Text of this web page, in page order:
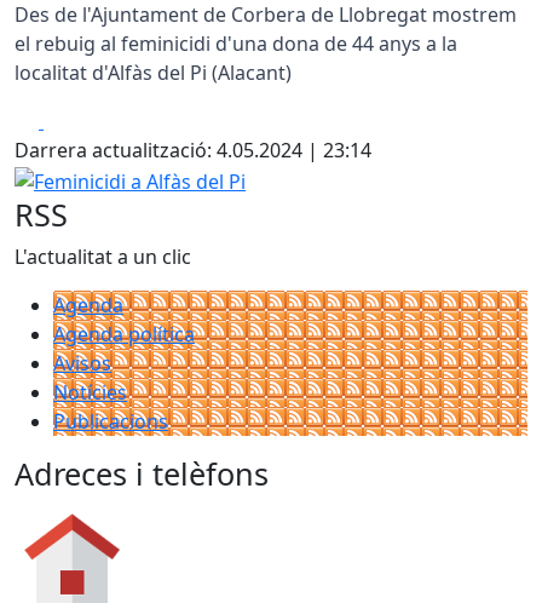
Des de l'Ajuntament de Corbera de Llobregat mostrem
el rebuig al feminicidi d'una dona de 44 anys a la
localitat d'Alfàs del Pi (Alacant)
Darrera actualització: 4.05.2024 | 23:14
Feminicidi a Alfàs del Pi
RSS
L'actualitat a un clic
Agenda
Agenda política
Avisos
Notícies
Publicacions
Adreces i telèfons